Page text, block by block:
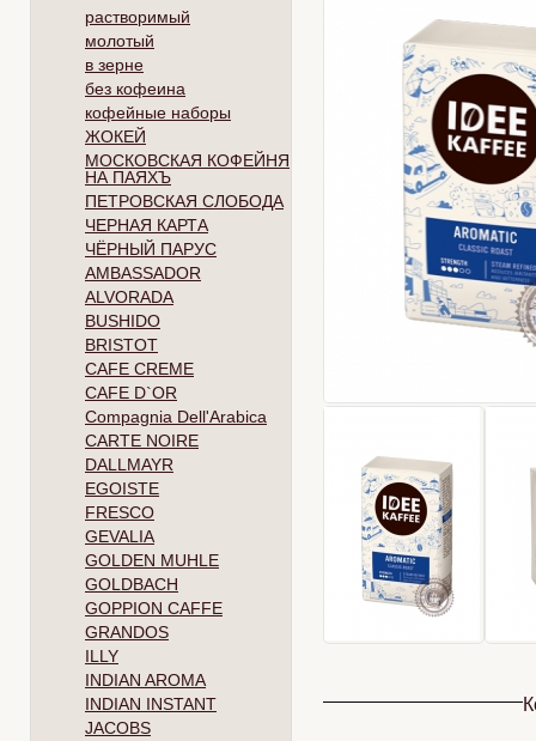
растворимый
молотый
в зерне
без кофеина
кофейные наборы
ЖОКЕЙ
МОСКОВСКАЯ КОФЕЙНЯ
НА ПАЯХЪ
ПЕТРОВСКАЯ СЛОБОДА
ЧЕРНАЯ КАРТА
ЧЁРНЫЙ ПАРУС
AMBASSADOR
ALVORADA
BUSHIDO
BRISTOT
CAFE CREME
CAFE D`OR
Compagnia Dell'Arabica
CARTE NOIRE
DALLMAYR
EGOISTE
FRESCO
GEVALIA
GOLDEN MUHLE
GOLDBACH
GOPPION CAFFE
GRANDOS
ILLY
INDIAN AROMA
INDIAN INSTANT
JACOBS